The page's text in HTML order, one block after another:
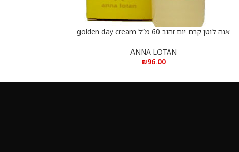
הוספה לסל
אנה לוטן קרם יום זהוב 60 מ”ל golden day cream
ANNA LOTAN
₪96.00